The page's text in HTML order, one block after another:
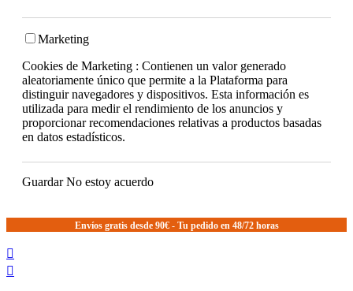
Marketing
Cookies de Marketing : Contienen un valor generado
aleatoriamente único que permite a la Plataforma para
distinguir navegadores y dispositivos. Esta información es
utilizada para medir el rendimiento de los anuncios y
proporcionar recomendaciones relativas a productos basadas
en datos estadísticos.
GuardarNo estoy acuerdo
Envíos gratis desde 90€ - Tu pedido en 48/72 horas

